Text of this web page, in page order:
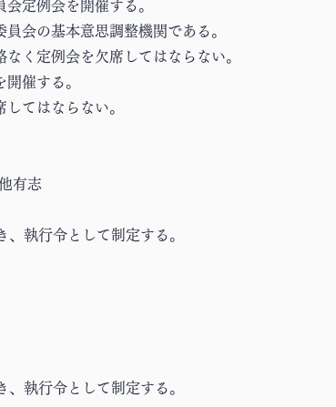
定例会を開催する。
会の基本意思調整機関である。
く定例会を欠席してはならない。
催する。
てはならない。
有志
、執行令として制定する。
、執行令として制定する。